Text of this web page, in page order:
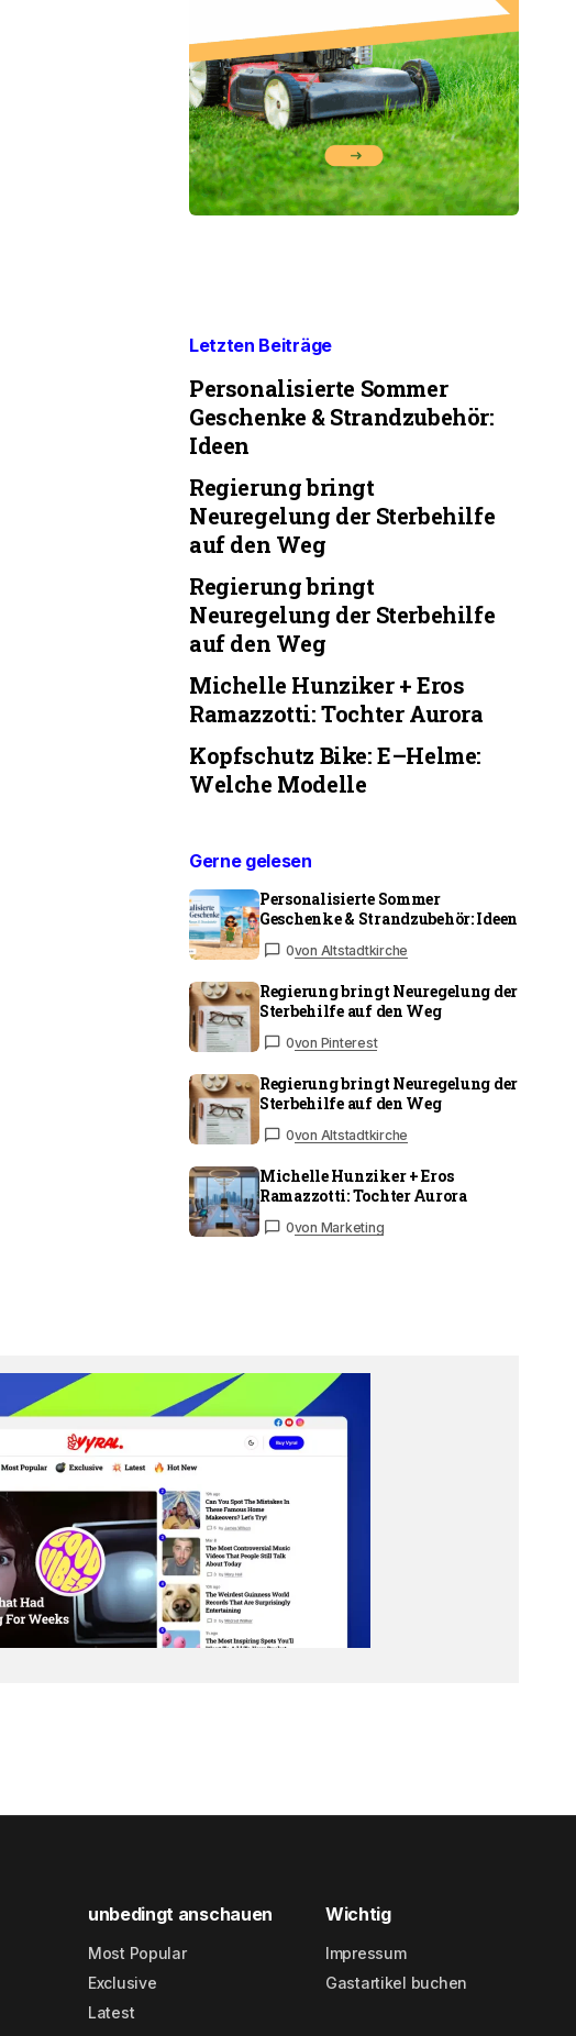
Letzten Beiträge
Personalisierte Sommer
Geschenke & Strandzubehör:
Ideen
Regierung bringt
Neuregelung der Sterbehilfe
auf den Weg
Regierung bringt
Neuregelung der Sterbehilfe
auf den Weg
Michelle Hunziker + Eros
Ramazzotti: Tochter Aurora
Kopfschutz Bike: E–Helme:
Welche Modelle
Gerne gelesen
Personalisierte Sommer
Geschenke & Strandzubehör: Ideen
0von Altstadtkirche
Regierung bringt Neuregelung der
Sterbehilfe auf den Weg
0von Pinterest
Regierung bringt Neuregelung der
Sterbehilfe auf den Weg
0von Altstadtkirche
Michelle Hunziker + Eros
Ramazzotti: Tochter Aurora
0von Marketing
unbedingt anschauen
Most Popular
Exclusive
Latest
Wichtig
Impressum
Gastartikel buchen